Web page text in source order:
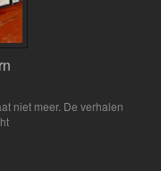
niet meer. De verhalen